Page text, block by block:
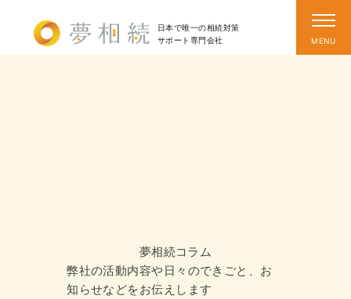
日本で唯一の相続対策
サポート 専門会社
夢相続コラム
弊社の活動内容や日々のできごと、お
知らせなどをお伝えします